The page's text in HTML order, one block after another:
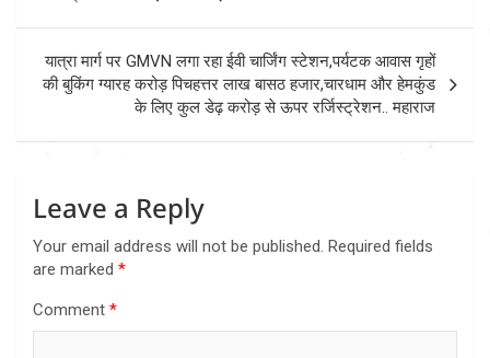
यात्रा मार्ग पर GMVN लगा रहा ईवी चार्जिंग स्टेशन,पर्यटक आवास गृहों
की बुकिंग ग्यारह करोड़ पिचहत्तर लाख बासठ हजार,चारधाम और हेमकुंड
के लिए कुल डेढ़ करोड़ से ऊपर रर्जिस्ट्रेशन.. महाराज
Leave a Reply
Your email address will not be published. Required fields
are marked *
Comment *